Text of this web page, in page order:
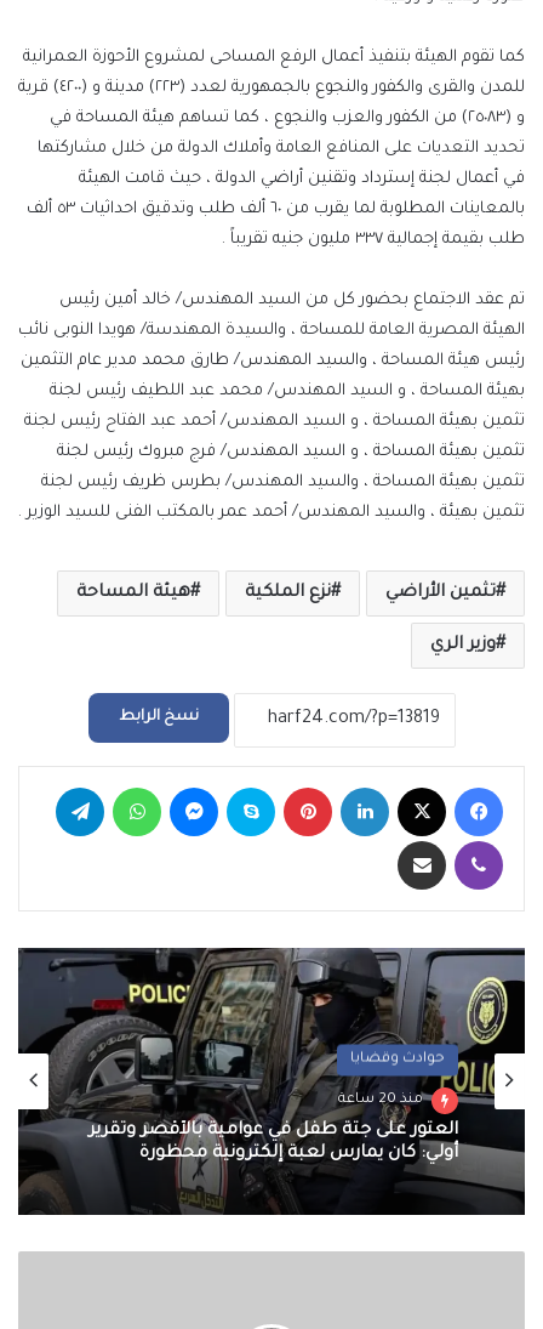
كما تقوم الهيئة بتنفيذ أعمال الرفع المساحى لمشروع الأحوزة العمرانية
للمدن والقرى والكفور والنجوع بالجمهورية لعدد (٢٢٣) مدينة و (٤٢٠٠) قرية
و (٢٥٠٨٣) من الكفور والعزب والنجوع ، كما تساهم هيئة المساحة في
تحديد التعديات على المنافع العامة وأملاك الدولة من خلال مشاركتها
في أعمال لجنة إسترداد وتقنين أراضي الدولة ، حيث قامت الهيئة
بالمعاينات المطلوبة لما يقرب من ٦٠ ألف طلب وتدقيق احداثيات ٥٣ ألف
طلب بقيمة إجمالية ٣٣٧ مليون جنيه تقريباً .
تم عقد الاجتماع بحضور كل من السيد المهندس/ خالد أمين رئيس
الهيئة المصرية العامة للمساحة ، والسيدة المهندسة/ هويدا النوبى نائب
رئيس هيئة المساحة ، والسيد المهندس/ طارق محمد مدير عام التثمين
بهيئة المساحة ، و السيد المهندس/ محمد عبد اللطيف رئيس لجنة
تثمين بهيئة المساحة ، و السيد المهندس/ أحمد عبد الفتاح رئيس لجنة
تثمين بهيئة المساحة ، و السيد المهندس/ فرج مبروك رئيس لجنة
تثمين بهيئة المساحة ، والسيد المهندس/ بطرس ظريف رئيس لجنة
تثمين بهيئة ، والسيد المهندس/ أحمد عمر بالمكتب الفنى للسيد الوزير .
تثمين الأراضي نزع الملكية هيئة المساحة
وزير الري
نسخ الرابط
فيسبوك لينكدإن بينتيريست سكايب ماسنجر واتساب
ڤايبر مشاركة عبر البريد
حوادث وقضايا
منذ 20 ساعة
العثور على جثة طفل في عوامية بالأقصر وتقرير
أولي: كان يمارس لعبة إلكترونية محظورة